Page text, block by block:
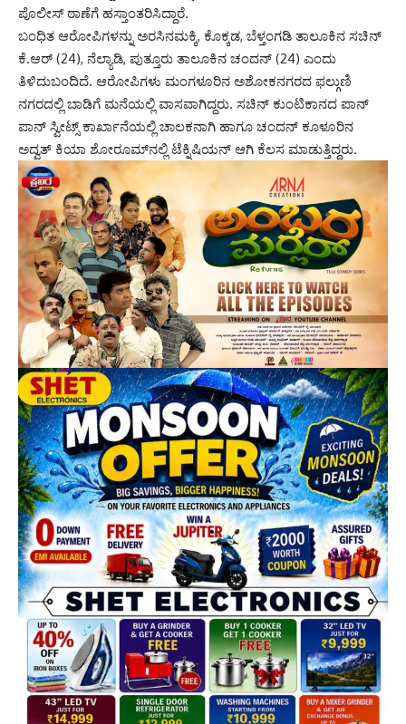
ಪೊಲೀಸ್‌ ಠಾಣೆಗೆ ಹಸ್ತಾಂತರಿಸಿದ್ದಾರೆ.
ಬಂಧಿತ ಆರೋಪಿಗಳನ್ನು ಅರಸಿನಮಕ್ಕಿ, ಕೊಕ್ಕಡ, ಬೆಳ್ತಂಗಡಿ ತಾಲೂಕಿನ ಸಚಿನ್
ಕೆ.ಆರ್ (24), ನೆಲ್ಯಾಡಿ, ಪುತ್ತೂರು ತಾಲೂಕಿನ ಚಂದನ್ (24) ಎಂದು
ತಿಳಿದುಬಂದಿದೆ. ಆರೋಪಿಗಳು ಮಂಗಳೂರಿನ ಅಶೋಕನಗರದ ಫಲ್ಗುಣಿ
ನಗರದಲ್ಲಿ ಬಾಡಿಗೆ ಮನೆಯಲ್ಲಿ ವಾಸವಾಗಿದ್ದರು. ಸಚಿನ್ ಕುಂಟಿಕಾನದ ಪಾನ್
ಪಾನ್ ಸ್ವೀಟ್ಸ್ ಕಾರ್ಖಾನೆಯಲ್ಲಿ ಚಾಲಕನಾಗಿ ಹಾಗೂ ಚಂದನ್ ಕೂಳೂರಿನ
ಅದ್ವತ್ ಕಿಯಾ ಶೋರೂಮ್‌ನಲ್ಲಿ ಟೆಕ್ನಿಷಿಯನ್ ಆಗಿ ಕೆಲಸ ಮಾಡುತ್ತಿದ್ದರು.